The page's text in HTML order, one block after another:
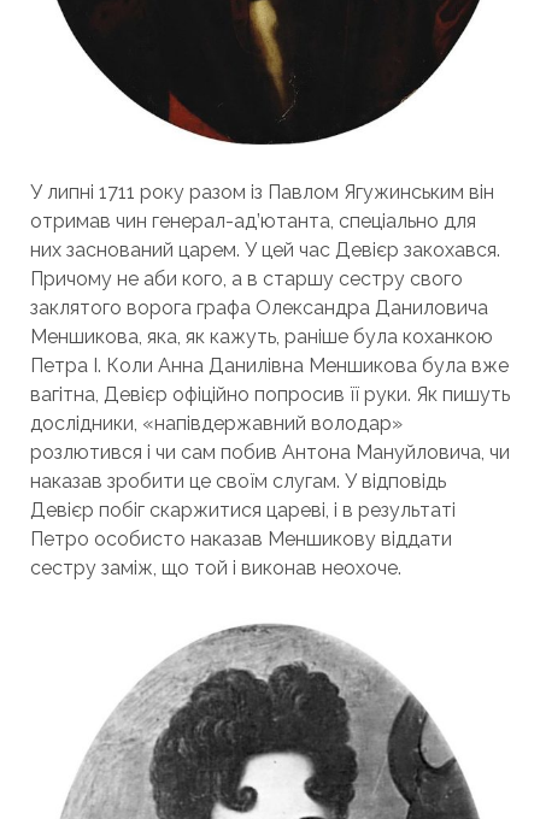
У липні 1711 року разом із Павлом Ягужинським він
отримав чин генерал-ад’ютанта, спеціально для
них заснований царем. У цей час Девієр закохався.
Причому не аби кого, а в старшу сестру свого
заклятого ворога графа Олександра Даниловича
Меншикова, яка, як кажуть, раніше була коханкою
Петра I. Коли Анна Данилівна Меншикова була вже
вагітна, Девієр офіційно попросив її руки. Як пишуть
дослідники, «напівдержавний володар»
розлютився і чи сам побив Антона Мануйловича, чи
наказав зробити це своїм слугам. У відповідь
Девієр побіг скаржитися цареві, і в результаті
Петро особисто наказав Меншикову віддати
сестру заміж, що той і виконав неохоче.